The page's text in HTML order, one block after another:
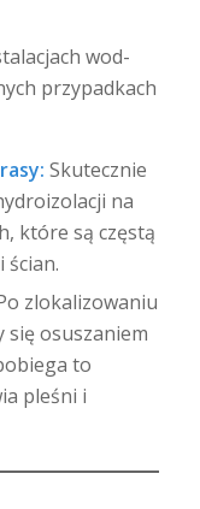
wod-
przypadkach
Skutecznie
na
które są częstą
ścian.
zlokalizowaniu
się osuszaniem
to
pleśni i